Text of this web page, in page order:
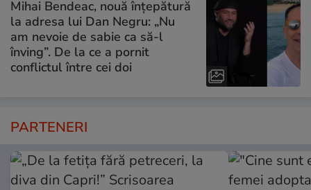
Mihai Bendeac, nouă înțepătură
la adresa lui Dan Negru: „Nu
am nevoie de sabie ca să-l
înving”. De la ce a pornit
conflictul între cei doi
PARTENERI